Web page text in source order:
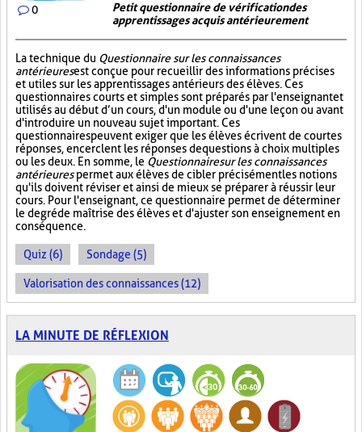
0
Petit questionnaire de vérification des
apprentissages acquis antérieurement
La technique du Questionnaire sur les connaissances
antérieuresest conçue pour recueillir des informations précises
et utiles sur les apprentissages antérieurs des élèves. Ces
questionnaires courts et simples sont préparés par l'enseignant et
utilisés au début d’un cours, d'un module ou d'une leçon ou avant
d'introduire un nouveau sujet important. Ces
questionnaires peuvent exiger que les élèves écrivent de courtes
réponses, encerclent les réponses de questions à choix multiples
ou les deux. En somme, le Questionnaire sur les connaissances
antérieurespermet aux élèves de cibler précisément les notions
qu'ils doivent réviser et ainsi de mieux se préparer à réussir leur
cours. Pour l'enseignant, ce questionnaire permet de déterminer
le degré de maîtrise des élèves et d'ajuster son enseignement en
conséquence.
Quiz (6) Sondage (5)
Valorisation des connaissances (12)
LA MINUTE DE RÉFLEXION